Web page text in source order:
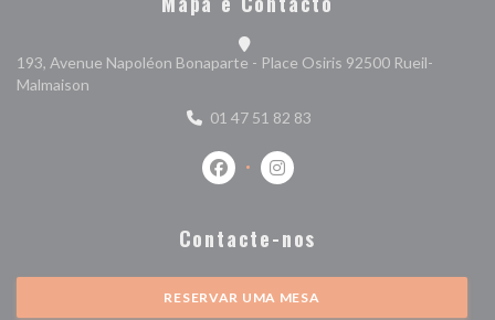
193, Avenue Napoléon Bonaparte - Place Osiris 92500 Rueil-
Malmaison
01 47 51 82 83
Facebook ((abre numa nova janela))
Instagram ((abre numa nova
Contacte-nos
RESERVAR UMA MESA